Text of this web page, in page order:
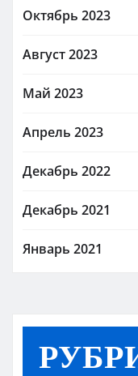
Октябрь 2023
Август 2023
Май 2023
Апрель 2023
Декабрь 2022
Декабрь 2021
Январь 2021